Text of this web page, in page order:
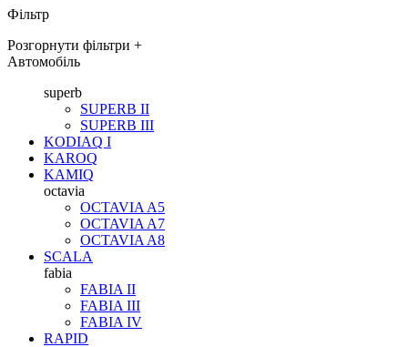
Фільтр
Розгорнути фільтри +
Автомобіль
superb
SUPERB II
SUPERB III
KODIAQ I
KAROQ
KAMIQ
octavia
OCTAVIA A5
OCTAVIA A7
OCTAVIA A8
SCALA
fabia
FABIA II
FABIA III
FABIA IV
RAPID